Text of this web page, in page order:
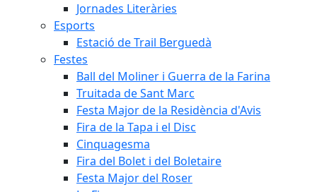
Jornades Literàries
Esports
Estació de Trail Berguedà
Festes
Ball del Moliner i Guerra de la Farina
Truitada de Sant Marc
Festa Major de la Residència d'Avis
Fira de la Tapa i el Disc
Cinquagesma
Fira del Bolet i del Boletaire
Festa Major del Roser